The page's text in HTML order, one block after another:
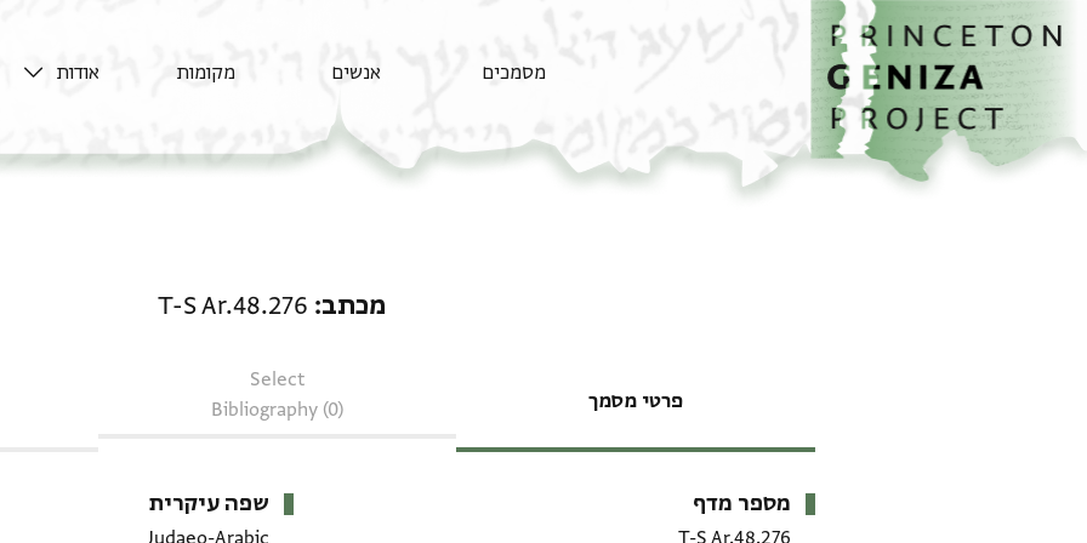
דילוג לתוכן
דף הבית
מסמכים אנשים מקומות אודות
מכתב T-S Ar.48.276
פרטי מסמך
Select
Bibliography (0)
מטא-דאטא
מספר מדף שפה עיקרית